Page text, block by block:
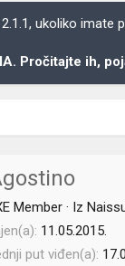
ukoliko imate
Pročitajte ih,
Member · Iz
11.05.2015.
put viđen(a)